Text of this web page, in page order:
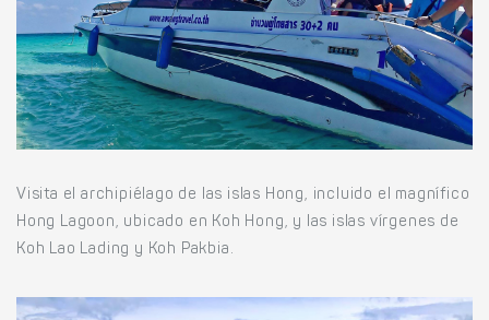
Visita el archipiélago de las islas Hong, incluido el magnífico
Hong Lagoon, ubicado en Koh Hong, y las islas vírgenes de
Koh Lao Lading y Koh Pakbia.